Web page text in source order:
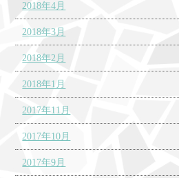
2018年4月
2018年3月
2018年2月
2018年1月
2017年11月
2017年10月
2017年9月